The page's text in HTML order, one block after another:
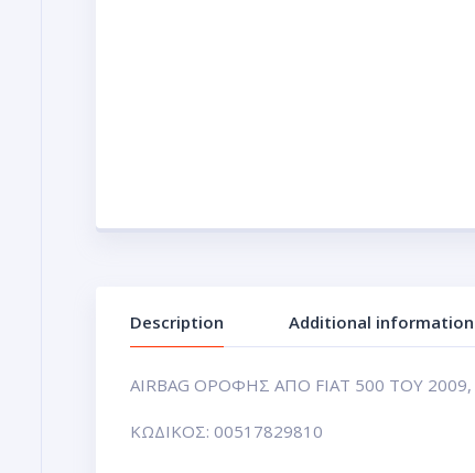
Description Additional information
AIRBAG ΟΡΟΦΗΣ ΑΠΟ FIAT 500 TOY
ΚΩΔΙΚΟΣ: 00517829810